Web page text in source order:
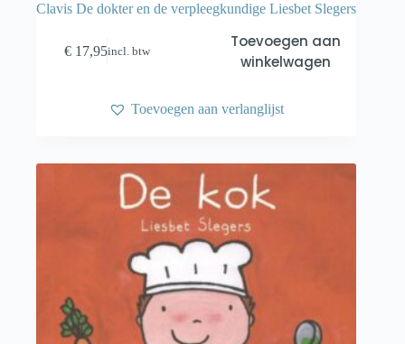
Clavis De dokter en de verpleegkundige Liesbet Slegers
€ 17,95incl. btw
Toevoegen aan
winkelwagen
Toevoegen aan verlanglijst